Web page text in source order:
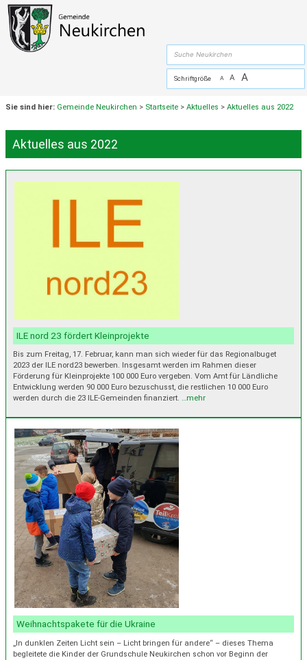
Zum Inhalt,zur Navigation
Schriftgröße A A A
Sie sind hier: Gemeinde Neukirchen > Startseite >Aktuelles >Aktuelles aus 2022
Aktuelles aus 2022
ILE nord 23 fördert Kleinprojekte
Bis zum Freitag, 17. Februar, kann man sich wieder für das Regionalbuget
2023 der ILE nord23 bewerben. Insgesamt werden im Rahmen dieser
Förderung für Kleinprojekte 100 000 Euro vergeben. Vom Amt für Ländliche
Entwicklung werden 90 000 Euro bezuschusst, die restlichen 10 000 Euro
werden durch die 23 ILE-Gemeinden finanziert. …mehr
Weihnachtspakete für die Ukraine
„In dunklen Zeiten Licht sein – Licht bringen für andere“ – dieses Thema
begleitete die Kinder der Grundschule Neukirchen schon vor Beginn der